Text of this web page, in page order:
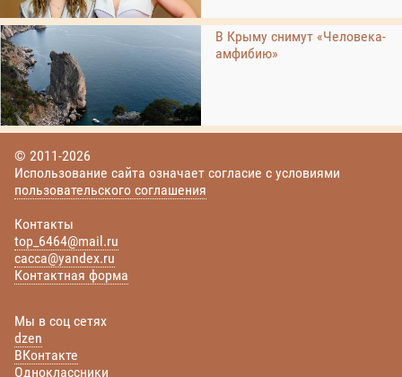
В Крыму снимут «Человека-
амфибию»
© 2011-2026
Использование сайта означает согласие с условиями
пользовательского соглашения
Контакты
top_6464@mail.ru
cacca@yandex.ru
Контактная форма
Мы в соц сетях
dzen
ВКонтакте
Одноклассники